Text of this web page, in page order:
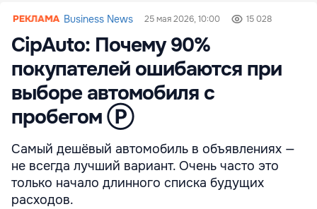
Business News 25 мая 2026, 10:00 15 028
CipAuto: Почему 90%
покупателей ошибаются при
выборе автомобиля с
пробегом Ⓟ
Самый дешёвый автомобиль в объявлениях —
не всегда лучший вариант. Очень часто это
только начало длинного списка будущих
расходов.